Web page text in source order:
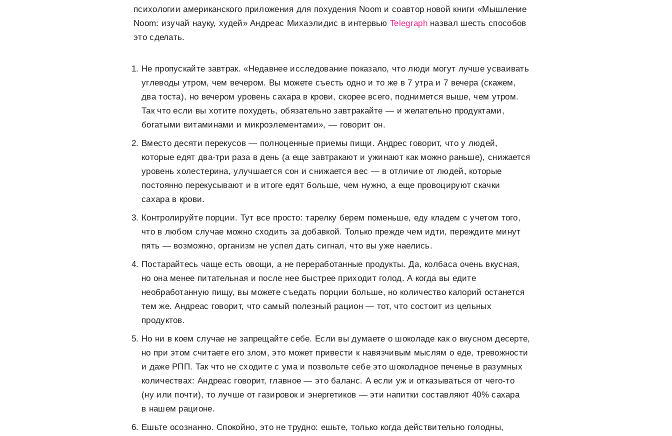
психологии американского приложения для похудения Noom и соавтор новой книги «Мышление
Noom: изучай науку, худей» Андреас Михаэлидис в интервьюTelegraphназвал шесть способов
это сделать.
Не пропускайте завтрак. «Недавнее исследование показало, что люди могут лучше усваивать
углеводы утром, чем вечером. Вы можете съесть одно и то же в 7 утра и 7 вечера (скажем,
два тоста), но вечером уровень сахара в крови, скорее всего, поднимется выше, чем утром.
Так что если вы хотите похудеть, обязательно завтракайте — и желательно продуктами,
богатыми витаминами и микроэлементами», — говорит он.
Вместо десяти перекусов — полноценные приемы пищи. Андрес говорит, что у людей,
которые едят два-три раза в день (а еще завтракают и ужинают как можно раньше), снижается
уровень холестерина, улучшается сон и снижается вес — в отличие от людей, которые
постоянно перекусывают и в итоге едят больше, чем нужно, а еще провоцируют скачки
сахара в крови.
Контролируйте порции. Тут все просто: тарелку берем поменьше, еду кладем с учетом того,
что в любом случае можно сходить за добавкой. Только прежде чем идти, переждите минут
пять — возможно, организм не успел дать сигнал, что вы уже наелись.
Постарайтесь чаще есть овощи, а не переработанные продукты. Да, колбаса очень вкусная,
но она менее питательная и после нее быстрее приходит голод. А когда вы едите
необработанную пищу, вы можете съедать порции больше, но количество калорий останется
тем же. Андреас говорит, что самый полезный рацион — тот, что состоит из цельных
продуктов.
Но ни в коем случае не запрещайте себе. Если вы думаете о шоколаде как о вкусном десерте,
но при этом считаете его злом, это может привести к навязчивым мыслям о еде, тревожности
и даже РПП. Так что не сходите с ума и позвольте себе это шоколадное печенье в разумных
количествах: Андреас говорит, главное — это баланс. А если уж и отказываться от чего-то
(ну или почти), то лучше от газировок и энергетиков — эти напитки составляют 40% сахара
в нашем рационе.
Ешьте осознанно. Спокойно, это не трудно: ешьте, только когда действительно голодны,